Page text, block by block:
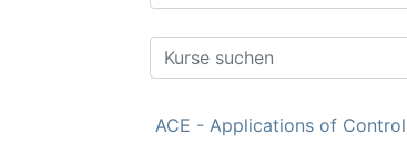
Kurse suchen
ACE - Applications of